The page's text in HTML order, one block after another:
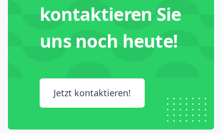
kontaktieren Sie
uns noch heute!
Jetzt kontaktieren!